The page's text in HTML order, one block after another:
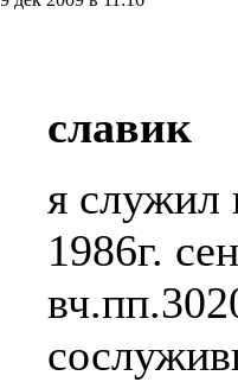
славик
я служил
1986г.